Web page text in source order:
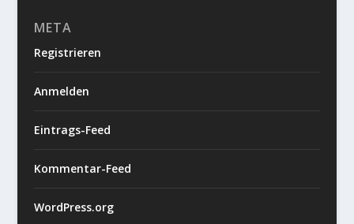
META
Registrieren
Anmelden
Eintrags-Feed
Kommentar-Feed
WordPress.org